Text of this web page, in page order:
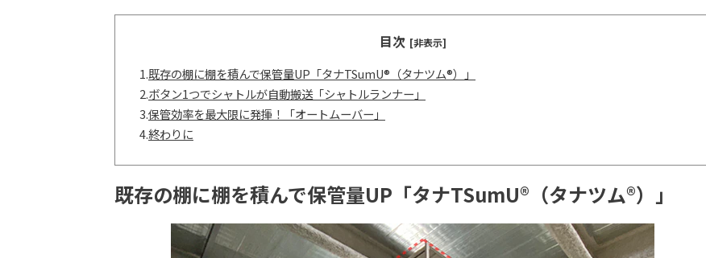
目次 [非表示]
1.既存の棚に棚を積んで保管量UP「タナTSumU®（タナツム®）」
2.ボタン1つでシャトルが自動搬送「シャトルランナー」
3.保管効率を最大限に発揮！「オートムーバー」
4.終わりに
既存の棚に棚を積んで保管量UP「タナTSumU®（タナツム®）」